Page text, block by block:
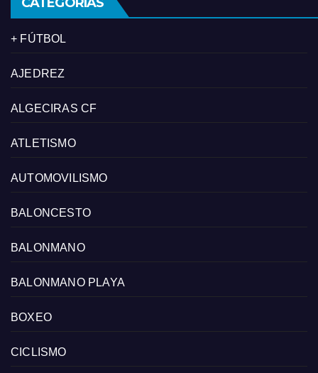
+ FÚTBOL
AJEDREZ
ALGECIRAS CF
ATLETISMO
AUTOMOVILISMO
BALONCESTO
BALONMANO
BALONMANO PLAYA
BOXEO
CICLISMO